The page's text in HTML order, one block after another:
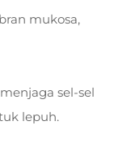
mukosa,
sel-sel
lepuh.